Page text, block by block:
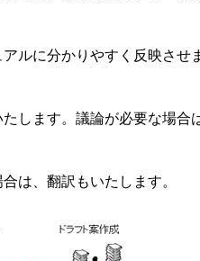
ルに分かりやすく反映させ
します。議論が必要な場合
は、翻訳もいたします。